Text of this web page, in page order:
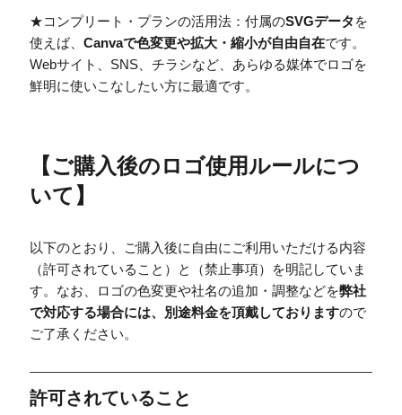
★コンプリート・プランの活用法：付属のSVGデータ を
使えば、 Canvaで色変更や拡大・縮小が自由自在です。
Webサイト、SNS、チラシなど、あらゆる媒体でロゴを
鮮明に使いこなしたい方に最適です。
【ご購入後のロゴ使用ルールにつ
いて 】
以下のとおり、ご購入後に自由にご利用いただける内容
（許可されていること）と（禁止事項）を明記していま
す。なお、ロゴの色変更や社名の追加・調整などを弊社
で対応する場合には、別途料金を頂戴しておりますので
ご了承ください。
許可されていること